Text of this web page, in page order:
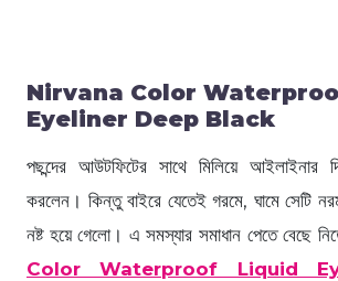
Nirvana Color
Eyeliner Deep Black
পছন্দের আউটফিটের সাথে মিলিয়ে আইলাইনার
করলেন। কিন্তু বাইরে যেতেই গরমে, ঘামে সেটি
নষ্ট হয়ে গেলো। এ সমস্যার সমাধান পেতে বেছে
Color Waterproof Liquid